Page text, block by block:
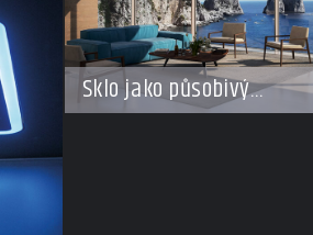
Sklo jako působivý
architektonický materiál